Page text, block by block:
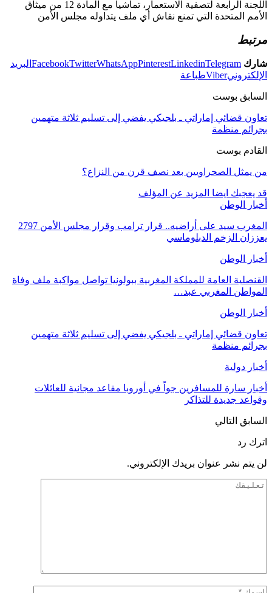
اللجنة الرابعة لتصفية الاستعمار، تماشيا مع المادة 12 من ميثاق
الأمم المتحدة التي تمنع نقاش أي ملف يتداوله مجلس الأمن
مرتبط
شارك FacebookTwitterWhatsAppPinterestLinkedinTelegram
البريد
الإلكترونيViberطباعة
السابق بوست
تعاون قضائي إماراتي ـ بلجيكي يفضي إلى تسليم ثلاثة متهمين
بجرائم منظمة
القادم بوست
من يمثل الصحراويين بعد نصف قرن من النزاع؟
قد يعجبك ايضا المزيد عن المؤلف
أخبار الوطن
المغرب سيد على أراضيه.. قرار ترامب وقرار مجلس الأمن 2797
يعززان الزخم الدبلوماسي
أخبار الوطن
القنصلية العامة للمملكة المغربية ببولونيا تواصل مواكبة ملف وفاة
المواطن المغربي عبد…
أخبار الوطن
تعاون قضائي إماراتي ـ بلجيكي يفضي إلى تسليم ثلاثة متهمين
بجرائم منظمة
أخبار دولية
أخبار سارة للمسافرين جواً في أوروبا مقاعد مجانية للعائلات
وقواعد جديدة للتذاكر
السابق التالي
اترك رد
لن يتم نشر عنوان بريدك الإلكتروني.